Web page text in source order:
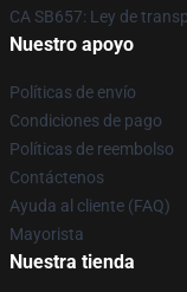
CA SB657: Ley de
Nuestro apoyo
Políticas de envío
Condiciones de pago
Políticas de reembolso
Contáctenos
Ayuda al cliente (FAQ)
Mayorista
Nuestra tienda